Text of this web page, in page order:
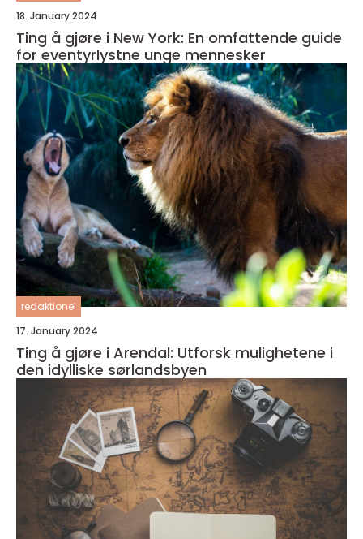
18. January 2024
Ting å gjøre i New York: En omfattende guide
for eventyrlystne unge mennesker
redaktionel
17. January 2024
Ting å gjøre i Arendal: Utforsk mulighetene i
den idylliske sørlandsbyen